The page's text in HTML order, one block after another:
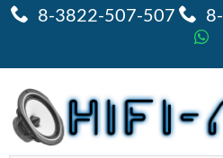
8-3822-507-507